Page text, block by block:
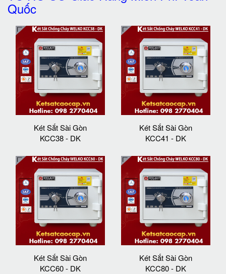
Quốc
Két Sắt Sài Gòn
KCC38 - DK
Két Sắt Sài Gòn
KCC41 - DK
Két Sắt Sài Gòn
KCC60 - DK
Két Sắt Sài Gòn
KCC80 - DK